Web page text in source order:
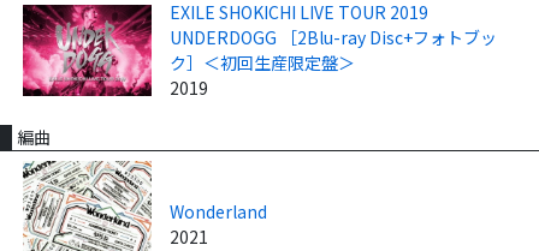
EXILE SHOKICHI LIVE TOUR 2019
UNDERDOGG ［2Blu-ray Disc+フォトブッ
ク］＜初回生産限定盤＞
2019
編曲
Wonderland
2021